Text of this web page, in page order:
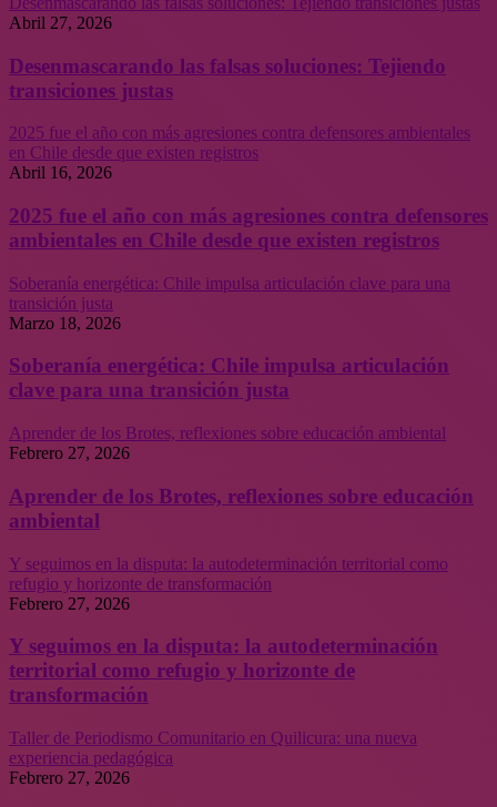
Abril 27, 2026
Desenmascarando las falsas soluciones: Tejiendo
transiciones justas
2025 fue el año con más agresiones contra defensores ambientales
en Chile desde que existen registros
Abril 16, 2026
2025 fue el año con más agresiones contra defensores
ambientales en Chile desde que existen registros
Soberanía energética: Chile impulsa articulación clave para una
transición justa
Marzo 18, 2026
Soberanía energética: Chile impulsa articulación
clave para una transición justa
Aprender de los Brotes, reflexiones sobre educación ambiental
Febrero 27, 2026
Aprender de los Brotes, reflexiones sobre educación
ambiental
Y seguimos en la disputa: la autodeterminación territorial como
refugio y horizonte de transformación
Febrero 27, 2026
Y seguimos en la disputa: la autodeterminación
territorial como refugio y horizonte de
transformación
Taller de Periodismo Comunitario en Quilicura: una nueva
experiencia pedagógica
Febrero 27, 2026